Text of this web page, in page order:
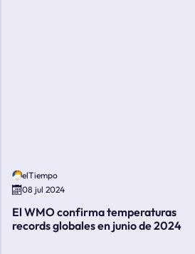
elTiempo
08 jul 2024
El WMO confirma temperaturas
records globales en junio de 2024